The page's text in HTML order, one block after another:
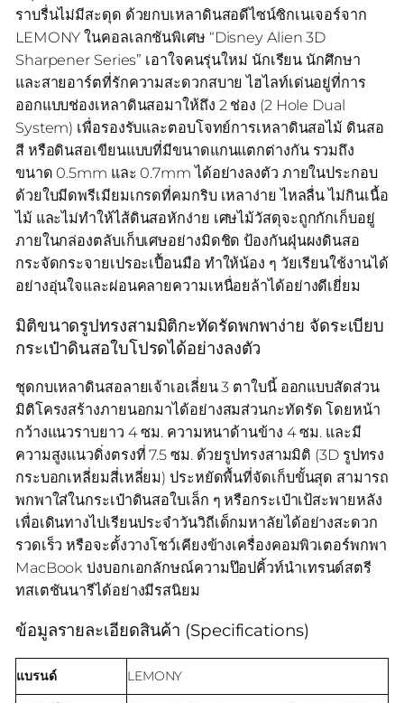
ราบรื่นไม่มีสะดุด ด้วยกบเหลาดินสอดีไซน์ซิกเนเจอร์จาก
LEMONY ในคอลเลกชันพิเศษ “Disney Alien 3D
Sharpener Series” เอาใจคนรุ่นใหม่ นักเรียน นักศึกษา
และสายอาร์ตที่รักความสะดวกสบาย ไฮไลท์เด่นอยู่ที่การ
ออกแบบช่องเหลาดินสอมาให้ถึง 2 ช่อง (2 Hole Dual
System) เพื่อรองรับและตอบโจทย์การเหลาดินสอไม้ ดินสอ
สี หรือดินสอเขียนแบบที่มีขนาดแกนแตกต่างกัน รวมถึง
ขนาด 0.5mm และ 0.7mm ได้อย่างลงตัว ภายในประกอบ
ด้วยใบมีดพรีเมียมเกรดที่คมกริบ เหลาง่าย ไหลลื่น ไม่กินเนื้อ
ไม้ และไม่ทำให้ไส้ดินสอหักง่าย เศษไม้วัสดุจะถูกกักเก็บอยู่
ภายในกล่องตลับเก็บเศษอย่างมิดชิด ป้องกันฝุ่นผงดินสอ
กระจัดกระจายเปรอะเปื้อนมือ ทำให้น้อง ๆ วัยเรียนใช้งานได้
อย่างอุ่นใจและผ่อนคลายความเหนื่อยล้าได้อย่างดีเยี่ยม
มิติขนาดรูปทรงสามมิติกะทัดรัดพกพาง่าย จัดระเบียบ
กระเป๋าดินสอใบโปรดได้อย่างลงตัว
ชุดกบเหลาดินสอลายเจ้าเอเลี่ยน 3 ตาใบนี้ ออกแบบสัดส่วน
มิติโครงสร้างภายนอกมาได้อย่างสมส่วนกะทัดรัด โดยหน้า
กว้างแนวราบยาว 4 ซม. ความหนาด้านข้าง 4 ซม. และมี
ความสูงแนวดิ่งตรงที่ 7.5 ซม. ด้วยรูปทรงสามมิติ (3D รูปทรง
กระบอกเหลี่ยมสี่เหลี่ยม) ประหยัดพื้นที่จัดเก็บขั้นสุด สามารถ
พกพาใส่ในกระเป๋าดินสอใบเล็ก ๆ หรือกระเป๋าเป้สะพายหลัง
เพื่อเดินทางไปเรียนประจำวันวิถีเด็กมหาลัยได้อย่างสะดวก
รวดเร็ว หรือจะตั้งวางโชว์เคียงข้างเครื่องคอมพิวเตอร์พกพา
MacBook บ่งบอกเอกลักษณ์ความป๊อปคิ้วท์นำเทรนด์สตรี
ทสเตชันนารีได้อย่างมีรสนิยม
ข้อมูลรายละเอียดสินค้า (Specifications)
แบรนด์ LEMONY